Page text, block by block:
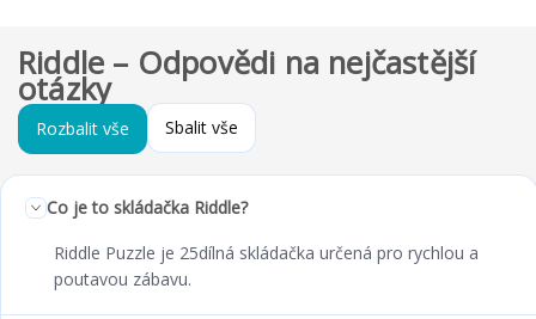
Riddle – Odpovědi na nejčastější
otázky
Rozbalit vše Sbalit vše
Co je to skládačka Riddle?
Riddle Puzzle je 25dílná skládačka určená pro rychlou a
poutavou zábavu.